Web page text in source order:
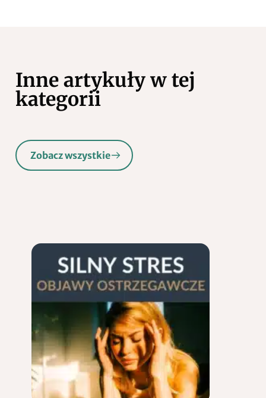
Inne artykuły w tej
kategorii
Zobacz wszystkie